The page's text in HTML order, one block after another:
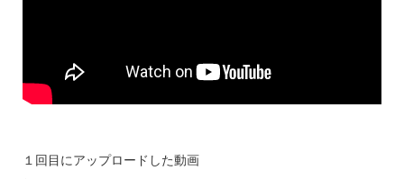
１回目にアップロードした動画